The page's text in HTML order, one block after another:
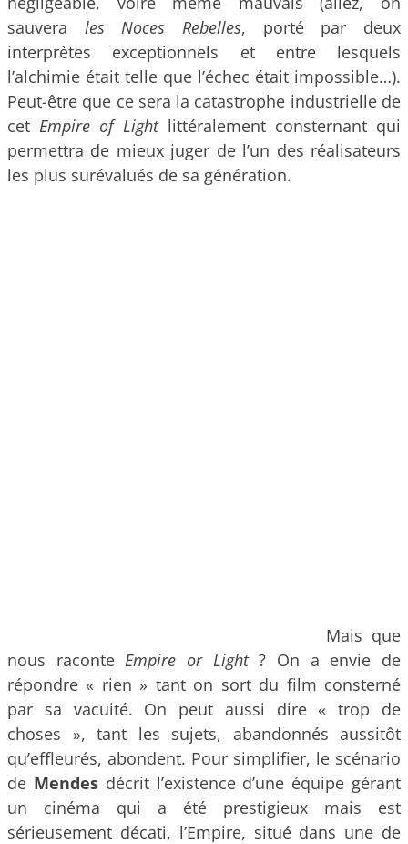
sauvera les Noces Rebelles, porté par deux
interprètes exceptionnels et entre lesquels
l’alchimie était telle que l’échec était impossible…).
Peut-être que ce sera la catastrophe industrielle de
cet Empire of Lightlittéralement consternant qui
permettra de mieux juger de l’un des réalisateurs
les plus surévalués de sa génération.
Mais que
nous raconte Empire or Light? On a envie de
répondre « rien » tant on sort du film consterné
par sa vacuité. On peut aussi dire « trop de
choses », tant les sujets, abandonnés aussitôt
qu’effleurés, abondent. Pour simplifier, le scénario
de Mendesdécrit l’existence d’une équipe gérant
un cinéma qui a été prestigieux mais est
sérieusement décati, l’Empire, situé dans une de